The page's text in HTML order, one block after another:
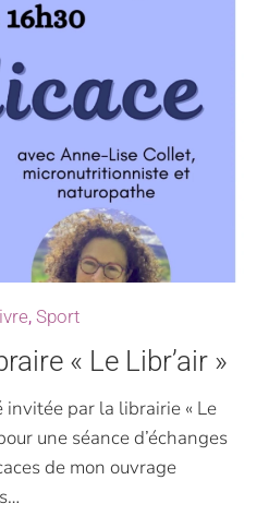
, Sport
« Le Libr’air »
invitée par la librairie « Le
une séance d’échanges
de mon ouvrage